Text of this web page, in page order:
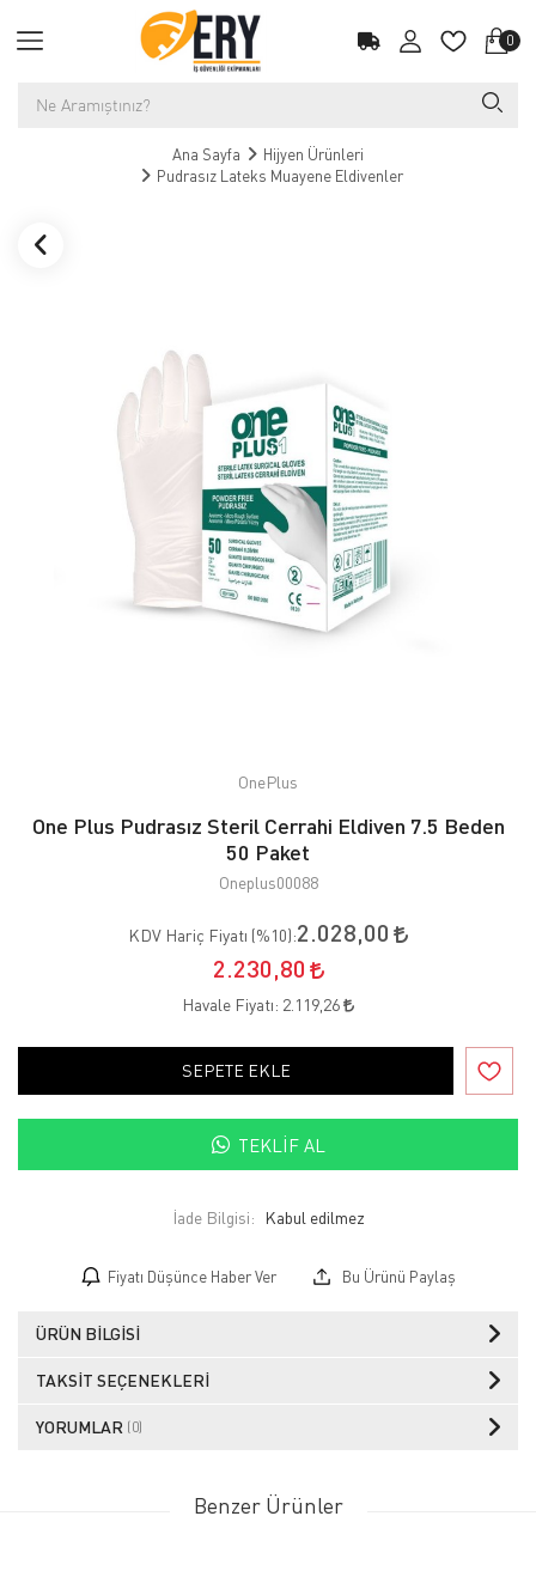
0
Ana Sayfa
Hijyen Ürünleri
Pudrasız Lateks Muayene Eldivenler
OnePlus
One Plus Pudrasız Steril Cerrahi Eldiven 7.5 Beden
50 Paket
Oneplus00088
KDV Hariç Fiyatı (%10):2.028,00
2.230,80
Havale Fiyatı: 2.119,26
SEPETE EKLE
TEKLIF AL
İade Bilgisi:
Fiyatı Düşünce Haber Ver Bu Ürünü Paylaş
ÜRÜN BILGISI
TAKSIT SEÇENEKLERI
YORUMLAR (0)
Benzer Ürünler